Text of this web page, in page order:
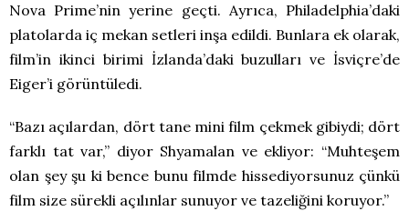
Nova Prime’nin yerine geçti. Ayrıca, Philadelphia’daki
platolarda iç mekan setleri inşa edildi. Bunlara ek olarak,
film’in ikinci birimi İzlanda’daki buzulları ve İsviçre’de
Eiger’i görüntüledi.
“Bazı açılardan, dört tane mini film çekmek gibiydi; dört
farklı tat var,” diyor Shyamalan ve ekliyor: “Muhteşem
olan şey şu ki bence bunu filmde hissediyorsunuz çünkü
film size sürekli açılınlar sunuyor ve tazeliğini koruyor.”